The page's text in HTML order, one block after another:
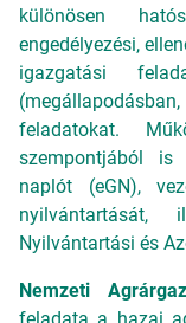
különösen
engedélyezési,
igazgatási
feladatokat.
szempontjából is
naplót (eGN),
Nyilvántartási és
Nemzeti